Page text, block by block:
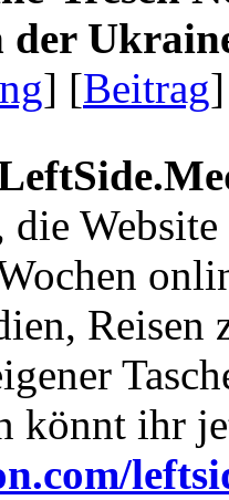
] [Beitrag
Website
Reisen
könnt ihr